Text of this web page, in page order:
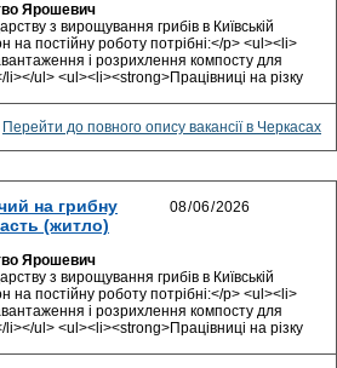
Ярошевич
з вирощування грибів в Київській
на постійну роботу потрібні:</p> <ul><li>
і розрихлення компосту для
li></ul> <ul><li><strong>Працівниці на різку
Перейти до повного опису вакансії в Черкасах
на грибну
(житло)
Ярошевич
з вирощування грибів в Київській
на постійну роботу потрібні:</p> <ul><li>
і розрихлення компосту для
li></ul> <ul><li><strong>Працівниці на різку